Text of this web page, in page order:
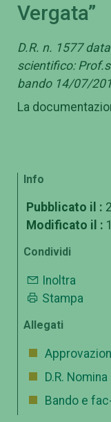
Vergata”
D.R. n. 1577
scientifico:
bando 14/07/
La
Info
Pubblicato il :
Modificato il :
Condividi
Inoltra
Stampa
Allegati
D.R.
Bando e